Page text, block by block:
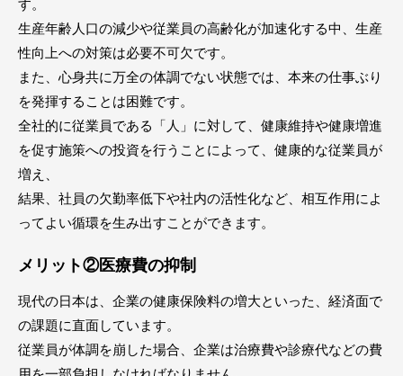
す。
生産年齢人口の減少や従業員の高齢化が加速化する中、生産
性向上への対策は必要不可欠です。
また、心身共に万全の体調でない状態では、本来の仕事ぶり
を発揮することは困難です。
全社的に従業員である「人」に対して、健康維持や健康増進
を促す施策への投資を行うことによって、健康的な従業員が
増え、
結果、社員の欠勤率低下や社内の活性化など、相互作用によ
ってよい循環を生み出すことができます。
メリット②医療費の抑制
現代の日本は、企業の健康保険料の増大といった、経済面で
の課題に直面しています。
従業員が体調を崩した場合、企業は治療費や診療代などの費